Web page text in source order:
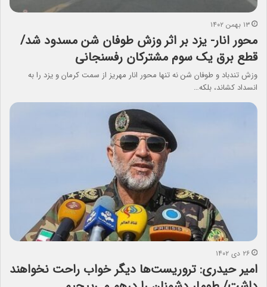
۱۳ بهمن ۱۴۰۲
محور انار- یزد بر اثر وزش طوفان شن مسدود شد/
قطع برق یک سوم مشترکان رفسنجانی
وزش تندباد و طوفان شن نه تنها محور انار مهریز از سمت کرمان و یزد را به
انسداد کشاند، بلکه…
۲۶ دی ۱۴۰۲
امیر حیدری: تروریست‌ها دیگر خواب راحت نخواهند